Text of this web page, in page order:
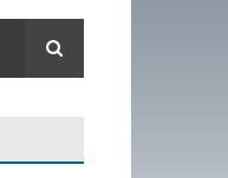
Suche